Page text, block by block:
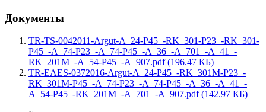
Документы
TR-TS-0042011-Argut-A_24-P45_-RK_301-P23_-RK_301-
P45_-A_74-P23_-A_74-P45_-A_36_-A_701_-A_41_-
RK_201M_-A_54-P45_-A_907.pdf (196.47 КБ)
TR-EAES-0372016-Argut-A_24-P45_-RK_301M-P23_-
RK_301M-P45_-A_74-P23_-A_74-P45_-A_36_-A_41_-
A_54-P45_-RK_201M_-A_701_-A_907.pdf (142.97 КБ)